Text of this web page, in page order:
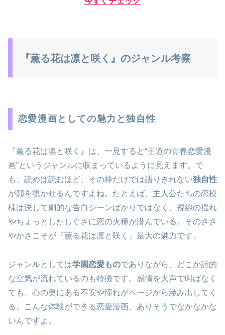
『薫る花は凛と咲く』のジャンル考察
恋愛漫画としての魅力と独自性
『薫る花は凛と咲く』は、一見すると“王道の青春恋愛漫
画”というジャンルに収まっているように見えます。で
も、読めば読むほど、その枠だけでは語りきれない独自性
が顔を覗かせるんですよね。たとえば、主人公たちの恋模
様は決して劇的な告白シーンばかりではなく、視線の揺れ
やちょっとしたしぐさに恋の火種が潜んでいる。そのささ
やかさこそが『薫る花は凛と咲く』最大の魅力です。
ジャンルとしては学園恋愛ものでありながら、どこか詩的
な空気が流れているのも特徴です。感情を大声で叫ばなく
ても、心の奥にある不安や憧れがページから滲み出してく
る。こんな体験ができる恋愛漫画、ありそうでなかなかな
いんですよ。